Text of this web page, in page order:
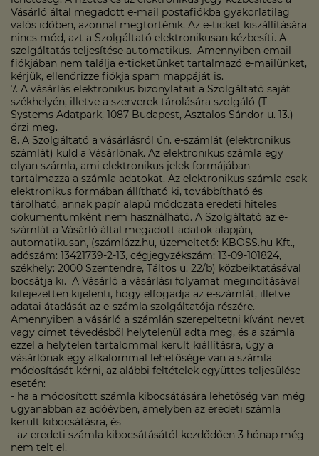
Vásárló által megadott e-mail postafiókba gyakorlatilag
valós időben, azonnal megtörténik. Az e-ticket kiszállítására
nincs mód, azt a Szolgáltató elektronikusan kézbesíti. A
szolgáltatás teljesítése automatikus. Amennyiben email
fiókjában nem találja e-ticketünket tartalmazó e-mailünket,
kérjük, ellenőrizze fiókja spam mappáját is.
7. A vásárlás elektronikus bizonylatait a Szolgáltató saját
székhelyén, illetve a szerverek tárolására szolgáló (T-
Systems Adatpark, 1087 Budapest, Asztalos Sándor u. 13.)
őrzi meg.
8. A Szolgáltató a vásárlásról ún. e-számlát (elektronikus
számlát) küld a Vásárlónak. Az elektronikus számla egy
olyan számla, ami elektronikus jelek formájában
tartalmazza a számla adatokat. Az elektronikus számla csak
elektronikus formában állítható ki, továbbítható és
tárolható, annak papír alapú módozata eredeti hiteles
dokumentumként nem használható. A Szolgáltató az e-
számlát a Vásárló által megadott adatok alapján,
automatikusan, (számlázz.hu, üzemeltető: KBOSS.hu Kft.,
adószám: 13421739-2-13, cégjegyzékszám: 13-09-101824,
székhely: 2000 Szentendre, Táltos u. 22/b) közbeiktatásával
bocsátja ki. A Vásárló a vásárlási folyamat megindításával
kifejezetten kijelenti, hogy elfogadja az e-számlát, illetve
adatai átadását az e-számla szolgáltatója részére.
Amennyiben a vásárló a számlán szerepeltetni kívánt nevet
vagy címet tévedésből helytelenül adta meg, és a számla
ezzel a helytelen tartalommal került kiállításra, úgy a
vásárlónak egy alkalommal lehetősége van a számla
módosítását kérni, az alábbi feltételek együttes teljesülése
esetén:
- ha a módosított számla kibocsátására lehetőség van még
ugyanabban az adóévben, amelyben az eredeti számla
került kibocsátásra, és
- az eredeti számla kibocsátásától kezdődően 3 hónap még
nem telt el.